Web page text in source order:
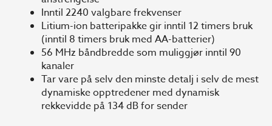
Inntil 2240 valgbare frekvenser
Litium-ion batteripakke gir inntil 12 timers bruk
(inntil 8 timers bruk med AA-batterier)
56 MHz båndbredde som muliggjør inntil 90
kanaler
Tar vare på selv den minste detalj i selv de mest
dynamiske opptredener med dynamisk
rekkevidde på 134 dB for sender